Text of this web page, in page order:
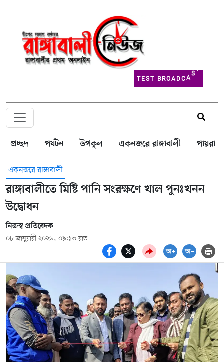
TEST BROADCA
প্রচ্ছদ পর্যটন উপকূল একনজরে রাঙ্গাবালী পায়রা
একনজরে রাঙ্গাবালী
রাঙ্গাবালীতে মিষ্টি পানি সংরক্ষণে খাল পুনঃখনন
উদ্বোধন
নিজস্ব প্রতিবেদক
০৮ জানুয়ারী ২০২৬, ০৯:১৩ রাত